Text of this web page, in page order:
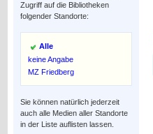
Zugriff auf die Bibliotheken
folgender Standorte:
Alle
keine Angabe
MZ Friedberg
Sie können natürlich jederzeit
auch alle Medien aller Standorte
in der Liste auflisten lassen.